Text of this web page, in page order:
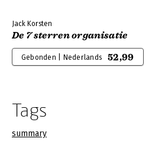
Jack Korsten
De 7 sterren organisatie
Gebonden | Nederlands 52,99
Tags
summary